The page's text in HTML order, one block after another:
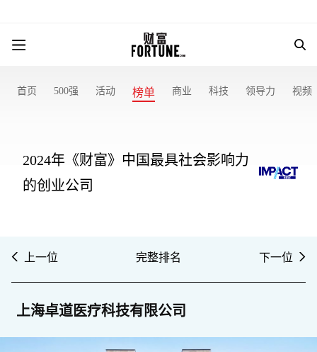
首页 500强 活动 榜单 商业 科技 领导力 视频
2024年《财富》中国最具社会影响力
的创业公司
上一位 完整排名 下一位
上海卓道医疗科技有限公司